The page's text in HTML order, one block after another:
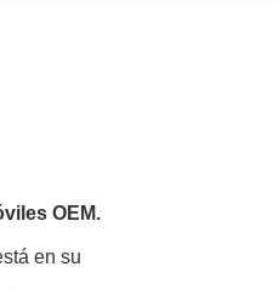
OEM.
en su